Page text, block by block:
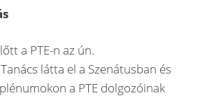
a PTE-n az ún.
látta el a Szenátusban és
a PTE dolgozóinak